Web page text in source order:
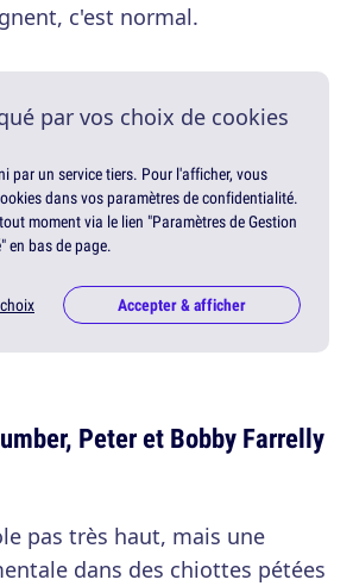
c'est normal.
par vos choix de cookies
par un service tiers. Pour l'afficher, vous
dans vos paramètres de confidentialité.
moment via le lien "Paramètres de Gestion
en bas de page.
Accepter & afficher
Peter et Bobby Farrelly
pas très haut, mais une
dans des chiottes pétées